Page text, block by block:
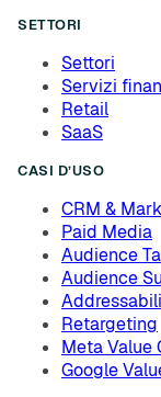
SETTORI
Settori
Servizi
Retail
SaaS
CASI D’USO
CRM &
Paid Media
Audience
Audience
Retargeting
Meta Value
Google